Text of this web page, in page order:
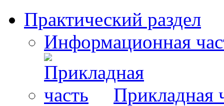
Практический раздел
Информационная
Прикладная